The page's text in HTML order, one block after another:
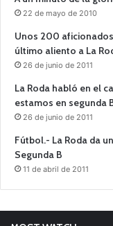
22 de mayo de 2010
Unos 200
último aliento a La
26 de junio de 2011
La Roda habló en el
estamos en segunda
26 de junio de 2011
Fútbol.- La Roda da
Segunda B
11 de abril de 2011